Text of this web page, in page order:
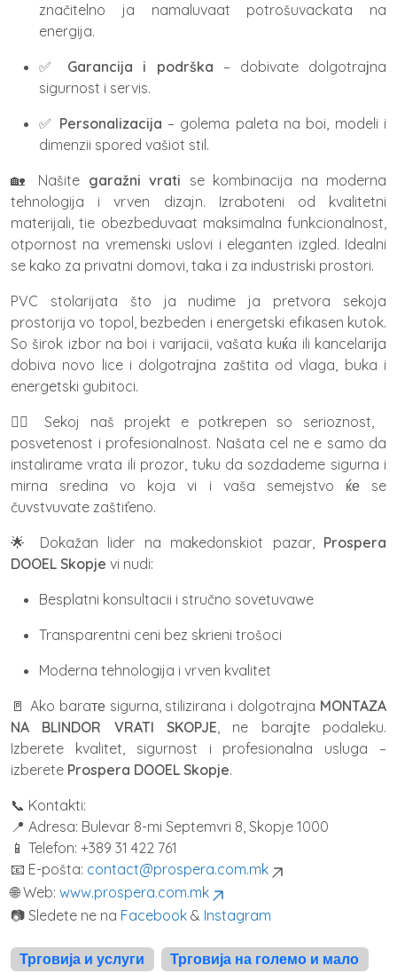
značitelno ja namaluvaat potrošuvackata na
energija.
✅ Garancija i podrška – dobivate dolgotraјna
sigurnost i servis.
✅ Personalizacija – golema paleta na boi, modeli i
dimenzii spored vašiot stil.
🏡 Našite garažni vrati se kombinacija na moderna
tehnologija i vrven dizajn. Izraboteni od kvalitetni
materijali, tie obezbeduvaat maksimalna funkcionalnost,
otpornost na vremenski uslovi i eleganten izgled. Idealni
se kako za privatni domovi, taka i za industriski prostori.
PVC stolarijata što ja nudime ja pretvora sekoja
prostorija vo topol, bezbeden i energetski efikasen kutok.
So širok izbor na boi i variјacii, vašata kuќa ili kancelariјa
dobiva novo lice i dolgotraјna zaštita od vlaga, buka i
energetski gubitoci.
👷‍♂️ Sekoj naš projekt e potkrepen so serioznost,
posvetenost i profesionalnost. Našata cel ne e samo da
instalirame vrata ili prozor, tuku da sozdademe sigurna i
mirna sredina vo koja vi i vaša semejstvo ќе se
čuvstvuvate zaštiťeno.
🌟 Dokažan lider na makedonskiot pazar, Prospera
DOOEL Skopje vi nudi:
Besplatni konsultacii i stručno sovetuvawe
Transparentni ceni bez skrieni trošoci
Moderna tehnologija i vrven kvalitet
🚪 Ako baraте sigurna, stilizirana i dolgotrajna MONTAZA
NA BLINDOR VRATI SKOPJE , ne baraјte podaleku.
Izberete kvalitet, sigurnost i profesionalna usluga –
izberete Prospera DOOEL Skopje.
📞 Kontakti:
📍 Adresa: Bulevar 8-mi Septemvri 8, Skopje 1000
📱 Telefon: +389 31 422 761
📧 E-pošta: contact@prospera.com.mk
🌐 Web: www.prospera.com.mk
📷 Sledete ne na Facebook & Instagram
Трговија и услуги Трговија на големо и мало